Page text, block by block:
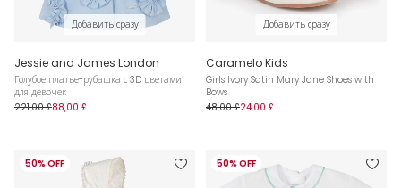
Добавить сразу
Jessie and James London
Голубое платье-рубашка с 3D цветами
для девочек
221,00 £88,00 £
Добавить сразу
Caramelo Kids
Girls Ivory Satin Mary Jane Shoes with
Bows
48,00 £24,00 £
50% OFF 50% OFF